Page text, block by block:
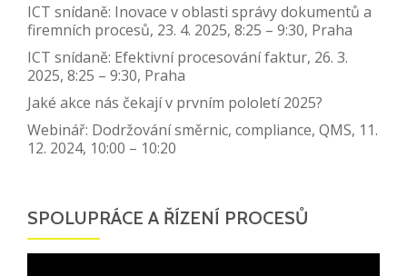
ICT snídaně: Inovace v oblasti správy dokumentů a
firemních procesů, 23. 4. 2025, 8:25 – 9:30, Praha
ICT snídaně: Efektivní procesování faktur, 26. 3.
2025, 8:25 – 9:30, Praha
Jaké akce nás čekají v prvním pololetí 2025?
Webinář: Dodržování směrnic, compliance, QMS, 11.
12. 2024, 10:00 – 10:20
SPOLUPRÁCE A ŘÍZENÍ PROCESŮ